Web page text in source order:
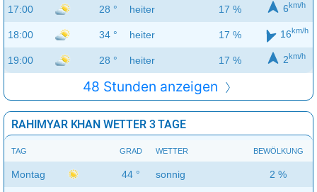
17:00 28 ° heiter 17 % 6km/h
18:00 34 ° heiter 17 % 16km/h
19:00 28 ° heiter 17 % 2km/h
48 Stunden anzeigen
RAHIMYAR KHAN WETTER 3 TAGE
TAG GRAD WETTER BEWÖLKUNG
Montag 44 ° sonnig 2 %